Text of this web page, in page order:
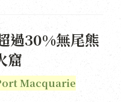
過30%無尾熊
窟
Macquarie